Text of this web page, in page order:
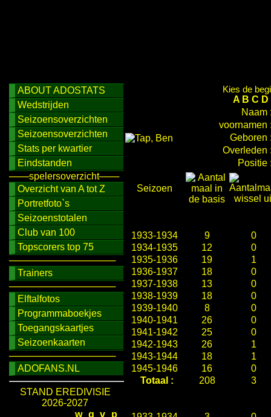
ABOUT ADOSTATS
Wedstrijden
Seizoensoverzichten
Seizoensoverzichten
Stats per kwartier
Eindstanden
───spelersoverzicht───
Overzicht van A tot Z
Portretfoto`s
Seizoenstotalen
Club van 100
Topscorers top 75
────────────────
Trainers
────────────────
Elftalfotos
Programmaboekjes
Toegangskaartjes
Seizoenkaarten
────────────────
ADOFANS.NL
STAND EREDIVISIE
2026-2027
w g v
p
Kies de
A B C D
Naam
voornamen
Geboren
Overleden
Positie
Seizoen
1933-1934 9
0
1934-1935
12
0
1935-1936
19
1
1936-1937
18
0
1937-1938
13
0
1938-1939
18
0
1939-1940
8
0
1940-1941
26
0
1941-1942
25
0
1942-1943
26
1
1943-1944
18
1
1945-1946
16
0
Totaal :
208 3